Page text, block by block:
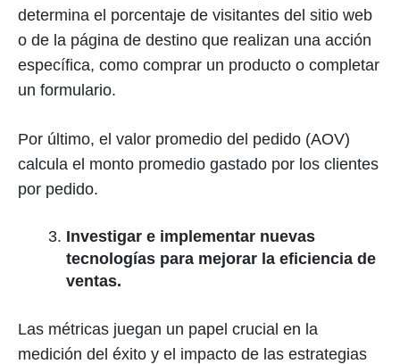
determina el porcentaje de visitantes del sitio web
o de la página de destino que realizan una acción
específica, como comprar un producto o completar
un formulario.
Por último, el valor promedio del pedido (AOV)
calcula el monto promedio gastado por los clientes
por pedido.
Investigar e implementar nuevas
tecnologías para mejorar la eficiencia de
ventas.
Las métricas juegan un papel crucial en la
medición del éxito y el impacto de las estrategias